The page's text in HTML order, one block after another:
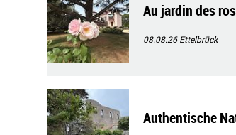
Au jardin des
08.08.26Ettelbrück
Authentische